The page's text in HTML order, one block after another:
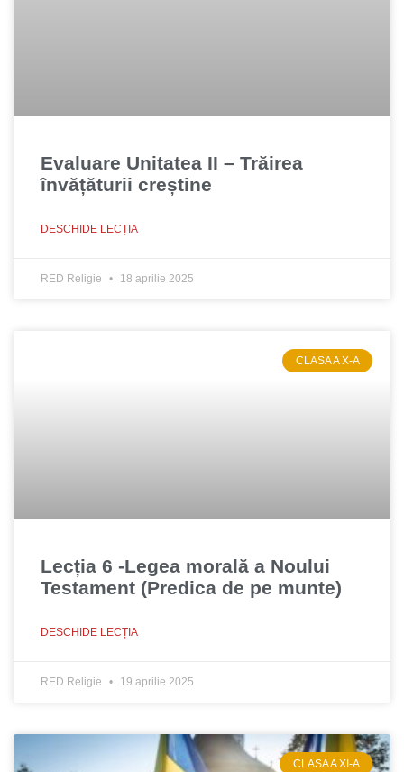
Evaluare Unitatea II – Trăirea
învățăturii creștine
DESCHIDE LECȚIA
RED Religie 18 aprilie 2025
CLASA A X-A
Lecția 6 -Legea morală a Noului
Testament (Predica de pe munte)
DESCHIDE LECȚIA
RED Religie 19 aprilie 2025
CLASA A XI-A